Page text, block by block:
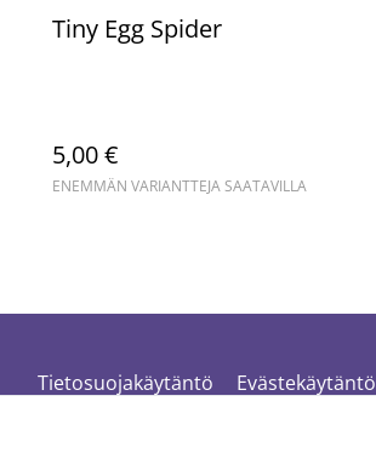
Tiny Egg Spider
5,00 €
ENEMMÄN VARIANTTEJA SAATAVILLA
Tietosuojakäytäntö Evästekäytäntö